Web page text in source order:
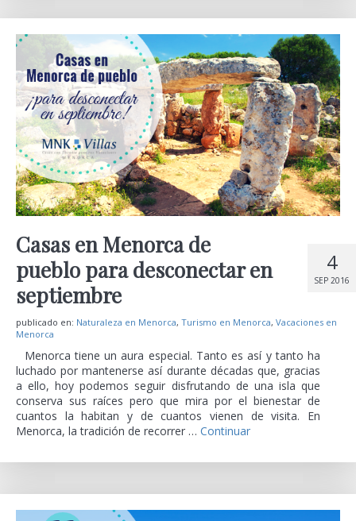
4
SEP 2016
Casas en Menorca de
pueblo para desconectar en
septiembre
publicado en: Naturaleza en Menorca, Turismo en Menorca, Vacaciones en
Menorca
Menorca tiene un aura especial. Tanto es así y tanto ha
luchado por mantenerse así durante décadas que, gracias
a ello, hoy podemos seguir disfrutando de una isla que
conserva sus raíces pero que mira por el bienestar de
cuantos la habitan y de cuantos vienen de visita. En
Menorca, la tradición de recorrer … Continuar